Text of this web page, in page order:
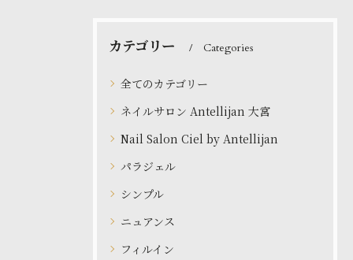
カテゴリー Categories
全てのカテゴリー
ネイルサロン Antellijan 大宮
Nail Salon Ciel by Antellijan
パラジェル
シンプル
ニュアンス
フィルイン